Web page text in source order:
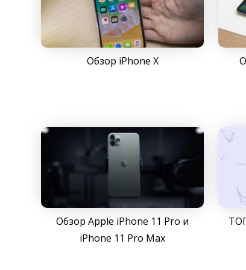
Обзор iPhone X
Обзор Apple iPhone 11 Pro и
iPhone 11 Pro Max